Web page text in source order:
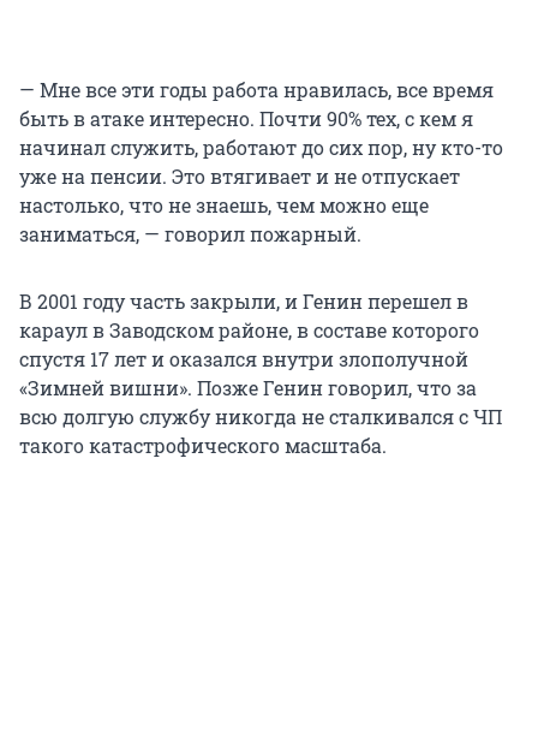
— Мне все эти годы работа нравилась, все время
быть в атаке интересно. Почти 90% тех, с кем я
начинал служить, работают до сих пор, ну кто-то
уже на пенсии. Это втягивает и не отпускает
настолько, что не знаешь, чем можно еще
заниматься, — говорил пожарный.
В 2001 году часть закрыли, и Генин перешел в
караул в Заводском районе,в составе которого
спустя 17 лет и оказался внутри злополучной
«Зимней вишни». Позже Генин говорил, что за
всю долгую службу никогда не сталкивался с ЧП
такого катастрофического масштаба.